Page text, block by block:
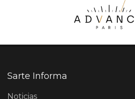
Sarte Informa
Noticias